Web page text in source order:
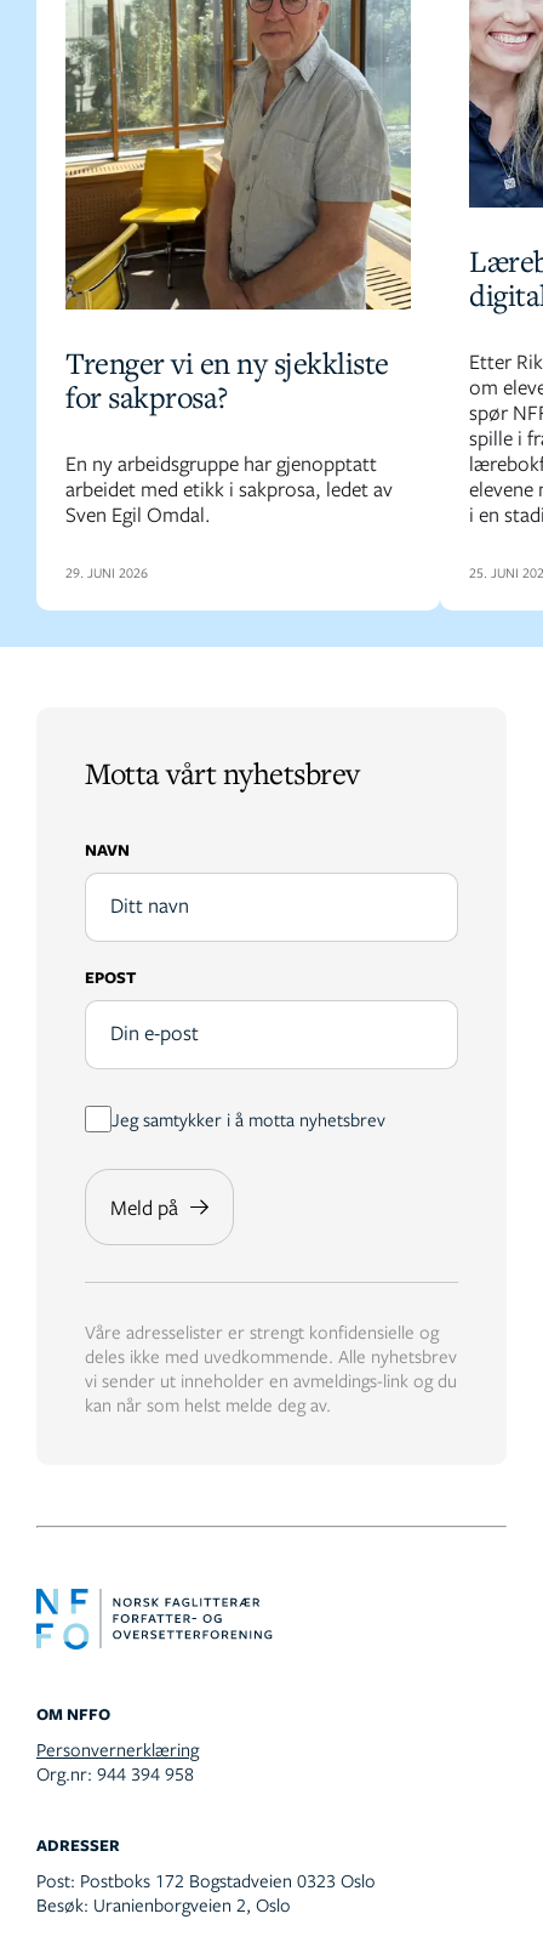
Trenger vi en ny sjekkliste
for sakprosa?
En ny arbeidsgruppe har gjenopptatt
arbeidet med etikk i sakprosa, ledet av
Sven Egil Omdal.
29. JUNI 2026
Etter
om
spør
spille i
i en
25. JUNI
OM NFFO
Personvernerklæring
Org.nr: 944 394 958
ADRESSER
Post: Postboks 172 Bogstadveien 0323 Oslo
Besøk: Uranienborgveien 2, Oslo
Motta vårt nyhetsbrev
NAVN
EPOST
Jeg samtykker i å motta nyhetsbrev
Våre adresselister er strengt konfidensielle og
deles ikke med uvedkommende. Alle nyhetsbrev
vi sender ut inneholder en avmeldings-link og du
kan når som helst melde deg av.